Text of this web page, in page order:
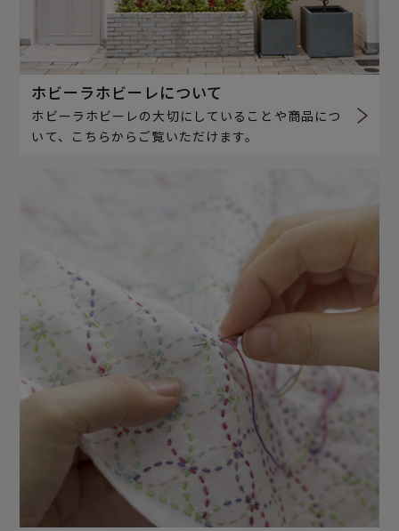
ホビーラホビーレについて
ホビーラホビーレの大切にしていることや商品につ
いて、こちらからご覧いただけます。